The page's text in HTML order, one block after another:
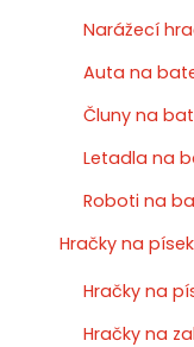
Narážecí
Auta na
Čluny na
Letadla na
Roboti na
Hračky na
Hračky na
Hračky na